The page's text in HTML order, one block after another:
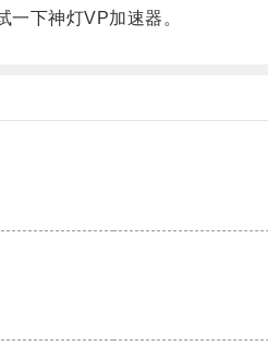
下神灯VP加速器。